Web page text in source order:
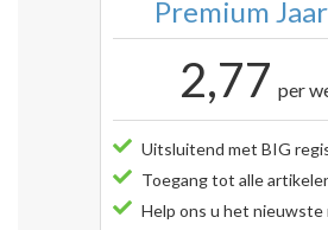
Premium
2,77 per
Uitsluitend met BIG
Toegang tot alle
Help ons u het